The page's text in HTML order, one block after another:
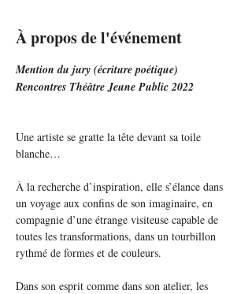
À propos de l'événement
Mention du jury (écriture poétique)
Rencontres Théâtre Jeune Public 2022
Une artiste se gratte la tête devant sa toile
blanche…
À la recherche d’inspiration, elle s’élance dans
un voyage aux confins de son imaginaire, en
compagnie d’une étrange visiteuse capable de
toutes les transformations, dans un tourbillon
rythmé de formes et de couleurs.
Dans son esprit comme dans son atelier, les